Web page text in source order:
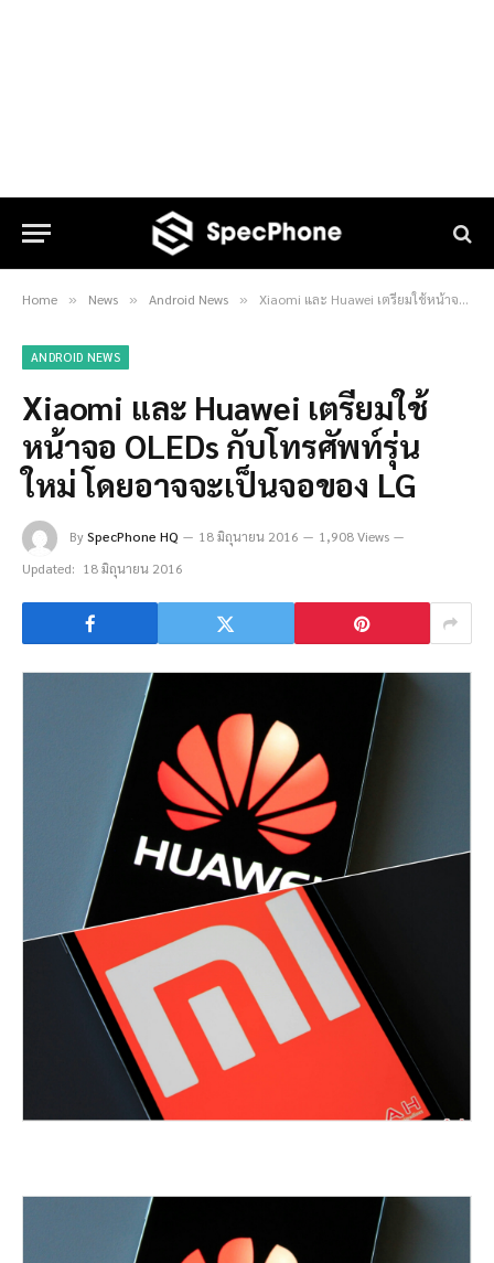
Home » News » Android News » Xiaomi และ Huawei เตรียมใช้หน้าจอ OLEDs กับโทรศัพท์รุ่นใหม่ โดยอาจจะเป็นจอของ LG
ANDROID NEWS
Xiaomi และ Huawei เตรียมใช้
หน้าจอ OLEDs กับโทรศัพท์รุ่น
ใหม่ โดยอาจจะเป็นจอของ LG
BySpecPhone HQ 18 มิถุนายน 2016
1,908 Views
Updated: 18 มิถุนายน 2016